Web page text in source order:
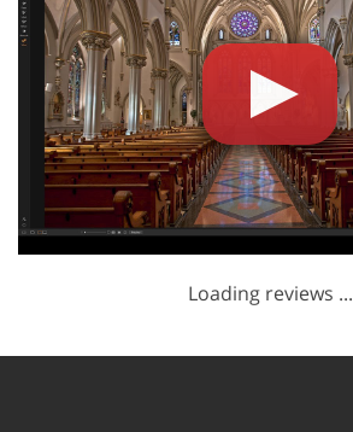
Loading reviews ...